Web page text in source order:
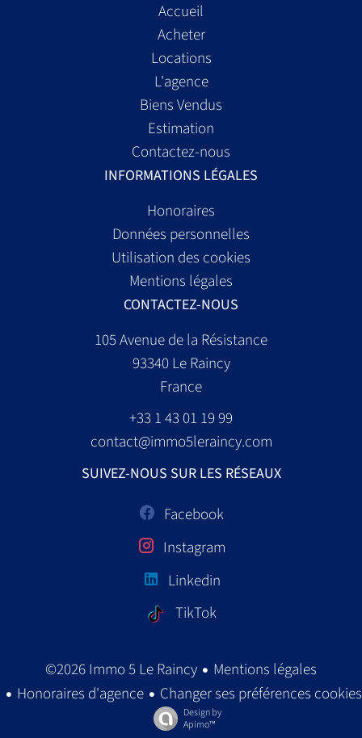
Accueil
Acheter
Locations
L'agence
Biens Vendus
Estimation
Contactez-nous
INFORMATIONS LÉGALES
Honoraires
Données personnelles
Utilisation des cookies
Mentions légales
CONTACTEZ-NOUS
105 Avenue de la Résistance
93340Le Raincy
France
+33 1 43 01 19 99
contact@immo5leraincy.com
SUIVEZ-NOUS SUR LES RÉSEAUX
Facebook
Instagram
Linkedin
TikTok
©2026 Immo 5 Le Raincy
Mentions légales
Honoraires d'agence
Changer ses préférences cookies
Design by
Apimo™